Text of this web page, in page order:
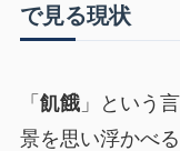
で見る現状
「 飢餓」という
景を思い浮かべ